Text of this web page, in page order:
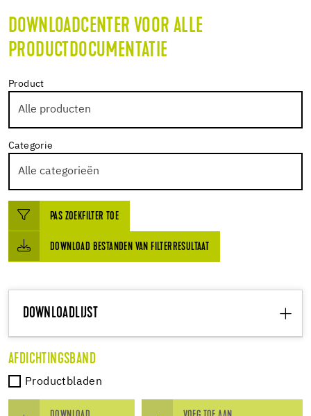
DOWNLOADCENTER VOOR ALLE
PRODUCTDOCUMENTATIE
Product
Categorie
PAS ZOEKFILTER TOE
DOWNLOAD BESTANDEN VAN FILTERRESULTAAT
DOWNLOADLIJST
AFDICHTINGSBAND
Productbladen